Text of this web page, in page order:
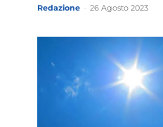
Redazione 26 Agosto 2023